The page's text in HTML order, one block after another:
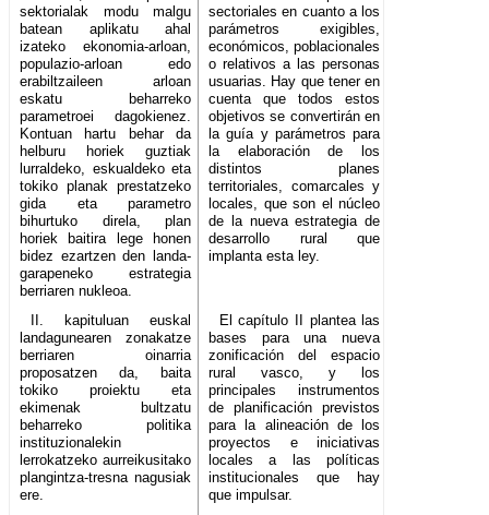
sektorialak modu malgu
batean aplikatu ahal
izateko ekonomia-arloan,
populazio-arloan edo
erabiltzaileen arloan
eskatu beharreko
parametroei dagokienez.
Kontuan hartu behar da
helburu horiek guztiak
lurraldeko, eskualdeko eta
tokiko planak prestatzeko
gida eta parametro
bihurtuko direla, plan
horiek baitira lege honen
bidez ezartzen den landa-
garapeneko estrategia
berriaren nukleoa.
sectoriales en cuanto a los
parámetros exigibles,
económicos, poblacionales
o relativos a las personas
usuarias. Hay que tener en
cuenta que todos estos
objetivos se convertirán en
la guía y parámetros para
la elaboración de los
distintos planes
territoriales, comarcales y
locales, que son el núcleo
de la nueva estrategia de
desarrollo rural que
implanta esta ley.
II. kapituluan euskal
landagunearen zonakatze
berriaren oinarria
proposatzen da, baita
tokiko proiektu eta
ekimenak bultzatu
beharreko politika
instituzionalekin
lerrokatzeko aurreikusitako
plangintza-tresna nagusiak
ere.
El capítulo II plantea las
bases para una nueva
zonificación del espacio
rural vasco, y los
principales instrumentos
de planificación previstos
para la alineación de los
proyectos e iniciativas
locales a las políticas
institucionales que hay
que impulsar.